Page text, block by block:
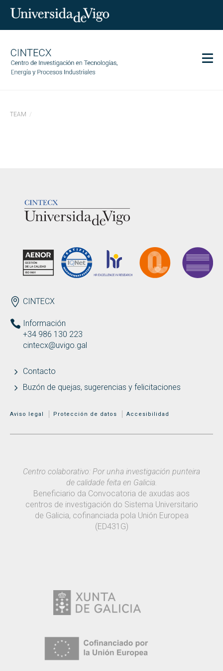
Investigación
Igualdad
GL EN Search
por:
BUSCAR
TEAM
ENDEREZO ES
CINTECX
Información
+34 986 130 223
cintecx@uvigo.gal
Contacto
Buzón de quejas, sugerencias y felicitaciones
MENÚ ADICIONAL
Aviso legal Protección de datos Accesibilidad
Centro colaborativo: Por unha investigación punteira
de calidade feita en Galicia.
Beneficiario da Convocatoria de axudas aos
centros de investigación do Sistema Universitario
de Galicia, cofinanciada pola Unión Europea
(ED431G)